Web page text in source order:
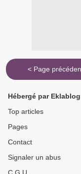
< Page
Hébergé par Eklablog
Top articles
Pages
Contact
Signaler un abus